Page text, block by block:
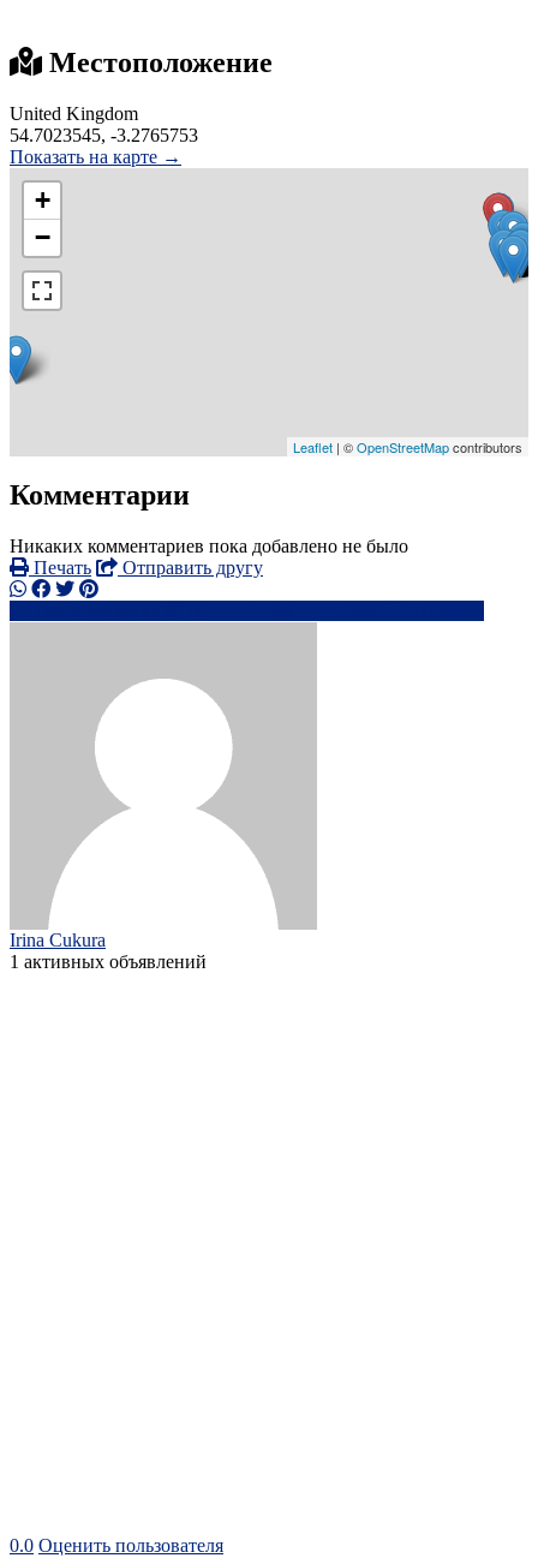
Местоположение
United Kingdom
54.7023545, -3.2765753
Показать на карте →
+
−
Leaflet | ©OpenStreetMapcontributors
Комментарии
Никаких комментариев пока добавлено не было
Печать
Отправить другу
Irina Cukura
1 активных объявлений
0.0 Оценить пользователя